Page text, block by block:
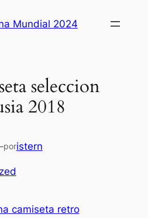
Mundial 2024
seleccion
2018
poristern